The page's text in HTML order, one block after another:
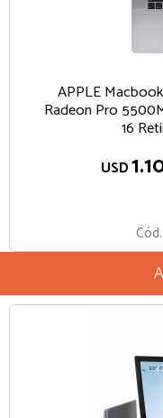
APPLE
Radeon Pro
16
USD
Cód.